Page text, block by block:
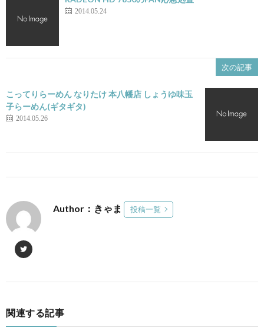
2014.05.24
次の記事
こってりらーめん なりたけ 本八幡店 しょうゆ味玉
子らーめん(ギタギタ)
2014.05.26
Author：きゃま 投稿一覧
関連する記事